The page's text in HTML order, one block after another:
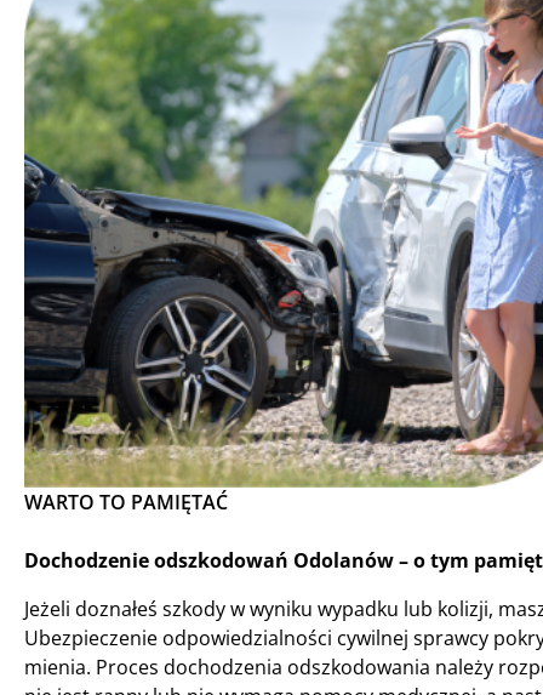
WARTO TO PAMIĘTAĆ
Dochodzenie odszkodowań Odolanów – o tym
Jeżeli doznałeś szkody w wyniku wypadku lub kolizji,
Ubezpieczenie odpowiedzialności cywilnej sprawcy
mienia. Proces dochodzenia odszkodowania należy